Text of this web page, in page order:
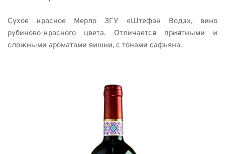
Сухое красное Мерло ЗГУ «Штефан Водэ», вино
рубиново-красного цвета. Отличается приятными и
сложными ароматами вишни, с тонами сафьяна.